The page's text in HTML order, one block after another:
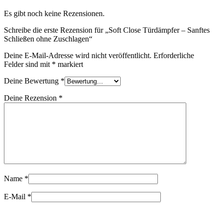
Es gibt noch keine Rezensionen.
Schreibe die erste Rezension für „Soft Close Türdämpfer – Sanftes
Schließen ohne Zuschlagen“
Deine E-Mail-Adresse wird nicht veröffentlicht. Erforderliche
Felder sind mit * markiert
Deine Bewertung *
Deine Rezension *
Name *
E-Mail *